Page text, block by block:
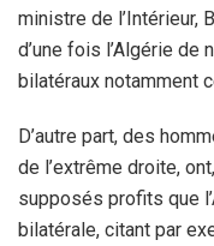
ministre de l’Intérieur,
d’une fois l’Algérie
bilatéraux notamment
D’autre part, des
de l’extrême droite,
supposés profits que
bilatérale, citant par